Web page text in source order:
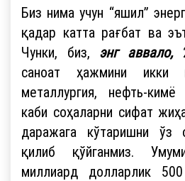
Биз нима учун “яшил”
қадар катта рағбат ва
Чунки, биз, энг аввало,
саноат ҳажмини икки
металлургия, нефть-
каби соҳаларни сифат
даражага кўтаришни ўз
қилиб қўйганмиз.
миллиард долларлик